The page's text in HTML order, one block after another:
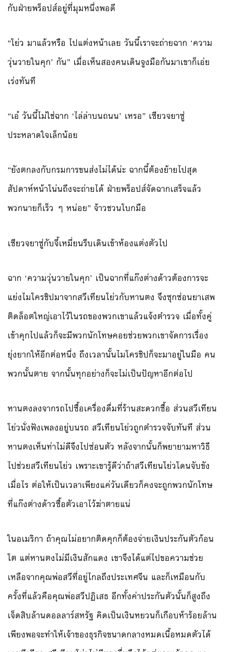
กับฝ่ายพร็อปส์อยู่ที่มุมหนึ่งพอดี
“โย่ว มาแล้วหรือ ไปแต่งหน้าเลย วันนี้เราจะถ่ายฉาก ‘ความ
วุ่นวายในคุก’ กัน” เมื่อเห็นสองคนเดินจูงมือกันมาเขาก็เอ่ย
เร่งทันที
“เอ๋ วันนี้ไม่ใช่ฉาก ‘ไล่ล่าบนถนน’ เหรอ” เซียวจยาซู่
ประหลาดใจเล็กน้อย
“ยังตกลงกับกรมการขนส่งไม่ได้น่ะ ฉากนี้ต้องย้ายไปสุด
สัปดาห์หน้าโน่นถึงจะถ่ายได้ ฝ่ายพร็อปส์จัดฉากเสร็จแล้ว
พวกนายก็เร็ว ๆ หน่อย” จ้าวชวนโบกมือ
เซียวจยาซู่กับจี้เหมี่ยนรีบเดินเข้าห้องแต่งตัวไป
ฉาก ‘ความวุ่นวายในคุก’ เป็นฉากที่แก๊งต่างด้าวต้องการจะ
แย่งไมโครชิปมาจากสวีเทียนโย่วกับหานตง จึงซุกซ่อนยาเสพ
ติดล็อตใหญ่เอาไว้ในรถของพวกเขาแล้วแจ้งตำรวจ เมื่อทั้งคู่
เข้าคุกไปแล้วก็จะมีพวกนักโทษคอยช่วยพวกเขาจัดการเรื่อง
ยุ่งยากให้อีกต่อหนึ่ง ถึงเวลานั้นไมโครชิปก็จะมาอยู่ในมือ คน
พวกนั้นตาย จากนั้นทุกอย่างก็จะไม่เป็นปัญหาอีกต่อไป
หานตงลงจากรถไปซื้อเครื่องดื่มที่ร้านสะดวกซื้อ ส่วนสวีเทียน
โย่วนั่งฟังเพลงอยู่บนรถ สวีเทียนโย่วถูกตำรวจจับทันที ส่วน
หานตงเห็นท่าไม่ดีจึงไปซ่อนตัว หลังจากนั้นก็พยายามหาวิธี
ไปช่วยสวีเทียนโย่ว เพราะเขารู้ดีว่าถ้าสวีเทียนโย่วโดนจับขัง
เมื่อไร ต่อให้เป็นเวลาเพียงแค่วันเดียวก็คงจะถูกพวกนักโทษ
ที่แก๊งต่างด้าวซื้อตัวเอาไว้ฆ่าตายแน่
ในอเมริกา ถ้าคุณไม่อยากติดคุกก็ต้องจ่ายเงินประกันตัวก้อน
โต แต่หานตงไม่มีเงินสักแดง เขาจึงได้แต่ไปขอความช่วย
เหลือจากคุณพ่อสวีที่อยู่ไกลถึงประเทศจีน และก็เหมือนกับ
ครั้งที่แล้วคือคุณพ่อสวีปฏิเสธ อีกทั้งค่าประกันตัวนั้นก็สูงถึง
เจ็ดสิบล้านดอลลาร์สหรัฐ คิดเป็นเงินหยวนก็เกือบห้าร้อยล้าน
เพียงพอจะทำให้เจ้าของธุรกิจขนาดกลางหมดเนื้อหมดตัวได้